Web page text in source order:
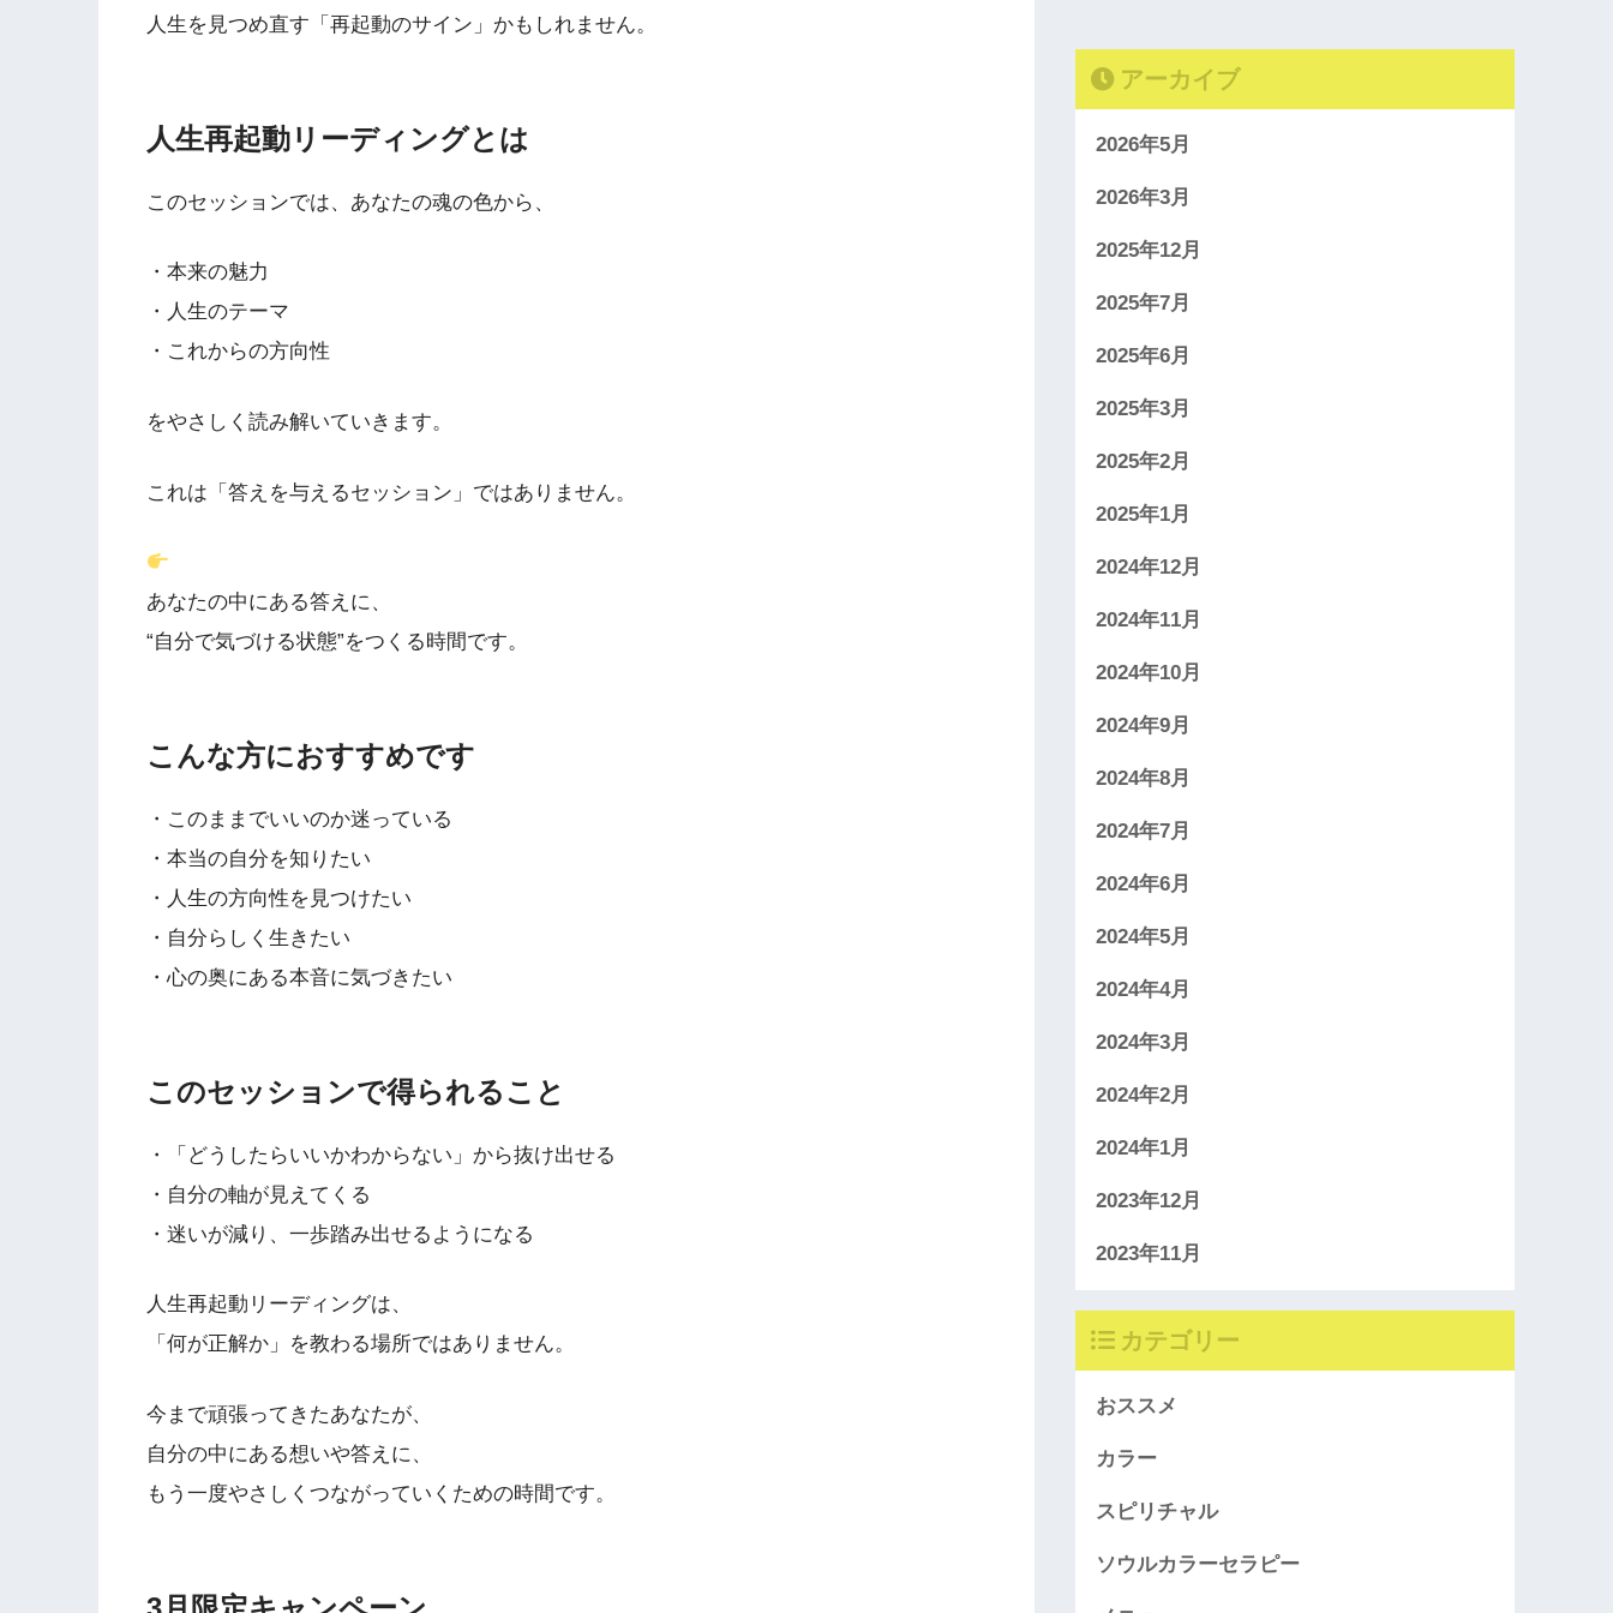
人生を見つめ直す「再起動のサイン」かもしれません。
人生再起動リーディングとは
このセッションでは、あなたの魂の色から、
・本来の魅力
・人生のテーマ
・これからの方向性
をやさしく読み解いていきます。
これは「答えを与えるセッション」ではありません。
あなたの中にある答えに、
“自分で気づける状態”をつくる時間です。
こんな方におすすめです
・このままでいいのか迷っている
・本当の自分を知りたい
・人生の方向性を見つけたい
・自分らしく生きたい
・心の奥にある本音に気づきたい
このセッションで得られること
・「どうしたらいいかわからない」から抜け出せる
・自分の軸が見えてくる
・迷いが減り、一歩踏み出せるようになる
人生再起動リーディングは、
「何が正解か」を教わる場所ではありません。
今まで頑張ってきたあなたが、
自分の中にある想いや答えに、
もう一度やさしくつながっていくための時間です。
アーカイブ
2026年5月
2026年3月
2025年12月
2025年7月
2025年6月
2025年3月
2025年2月
2025年1月
2024年12月
2024年11月
2024年10月
2024年9月
2024年8月
2024年7月
2024年6月
2024年5月
2024年4月
2024年3月
2024年2月
2024年1月
2023年12月
2023年11月
カテゴリー
おススメ
カラー
スピリチャル
ソウルカラーセラピー